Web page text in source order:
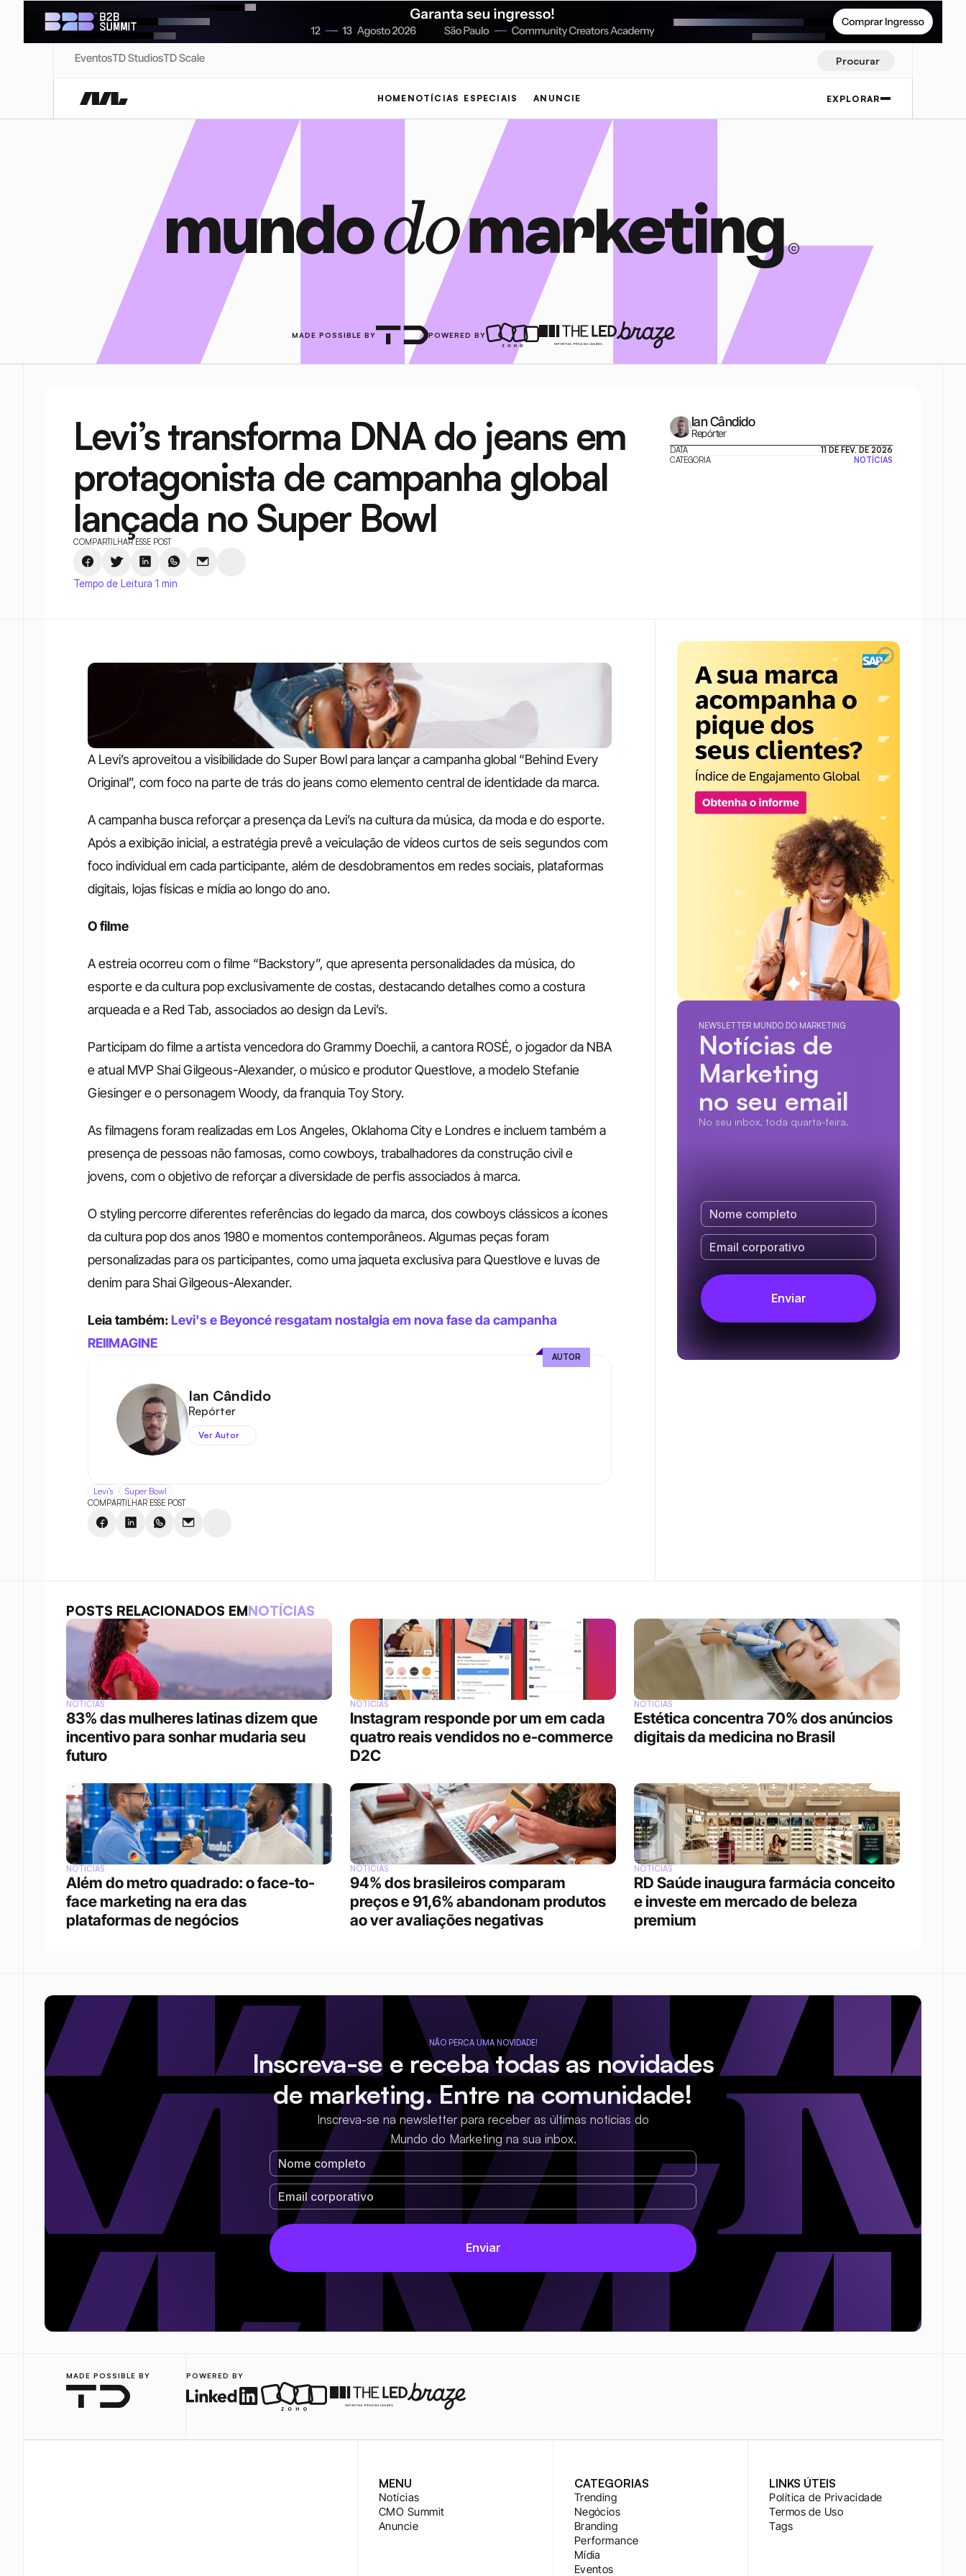
EventosTD StudiosTD Scale Procurar
HOME NOTÍCIAS ESPECIAIS ANUNCIE EXPLORAR
MADE POSSIBLE BY POWERED BY
Levi’s transforma DNA do jeans em
protagonista de campanha global
lançada no Super Bowl
COMPARTILHAR ESSE POST
Tempo de Leitura 1 min
Ian Cândido
Repórter
DATA
11 DE FEV. DE 2026
CATEGORIA
NOTÍCIAS
A Levi’s aproveitou a visibilidade do Super Bowl para lançar a campanha global “Behind Every
Original”, com foco na parte de trás do jeans como elemento central de identidade da marca.
A campanha busca reforçar a presença da Levi’s na cultura da música, da moda e do esporte.
Após a exibição inicial, a estratégia prevê a veiculação de vídeos curtos de seis segundos com
foco individual em cada participante, além de desdobramentos em redes sociais, plataformas
digitais, lojas físicas e mídia ao longo do ano.
O filme
A estreia ocorreu com o filme “Backstory”, que apresenta personalidades da música, do
esporte e da cultura pop exclusivamente de costas, destacando detalhes como a costura
arqueada e a Red Tab, associados ao design da Levi’s.
Participam do filme a artista vencedora do Grammy Doechii, a cantora ROSÉ, o jogador da NBA
e atual MVP Shai Gilgeous-Alexander, o músico e produtor Questlove, a modelo Stefanie
Giesinger e o personagem Woody, da franquia Toy Story.
As filmagens foram realizadas em Los Angeles, Oklahoma City e Londres e incluem também a
presença de pessoas não famosas, como cowboys, trabalhadores da construção civil e
jovens, com o objetivo de reforçar a diversidade de perfis associados à marca.
O styling percorre diferentes referências do legado da marca, dos cowboys clássicos a ícones
da cultura pop dos anos 1980 e momentos contemporâneos. Algumas peças foram
personalizadas para os participantes, como uma jaqueta exclusiva para Questlove e luvas de
denim para Shai Gilgeous-Alexander.
Leia também: Levi's e Beyoncé resgatam nostalgia em nova fase da campanha
REIIMAGINE
Levi's Super Bowl
COMPARTILHAR ESSE POST
Ian Cândido
Repórter
Ver Autor
AUTOR
NEWSLETTER MUNDO DO MARKETING
Notícias de
Marketing
no seu email
No seu inbox, toda quarta-feira.
POSTS RELACIONADOS EMNOTÍCIAS
NOTÍCIAS
83% das mulheres latinas dizem que
incentivo para sonhar mudaria seu
futuro
NOTÍCIAS
Instagram responde por um em cada
quatro reais vendidos no e-commerce
D2C
NOTÍCIAS
Estética concentra 70% dos anúncios
digitais da medicina no Brasil
NOTÍCIAS
Além do metro quadrado: o face-to-
face marketing na era das
plataformas de negócios
NOTÍCIAS
94% dos brasileiros comparam
preços e 91,6% abandonam produtos
ao ver avaliações negativas
NOTÍCIAS
RD Saúde inaugura farmácia conceito
e investe em mercado de beleza
premium
NÃO PERCA UMA NOVIDADE!
Inscreva-se e receba todas as novidades
de marketing. Entre na comunidade!
Inscreva-se na newsletter para receber as últimas notícias do
Mundo do Marketing na sua inbox.
MADE POSSIBLE BY POWERED BY
MENU
Notícias
CMO Summit
Anuncie
CATEGORIAS
Trending
Negócios
Branding
Performance
Mídia
Eventos
LINKS ÚTEIS
Política de Privacidade
Termos de Uso
Tags